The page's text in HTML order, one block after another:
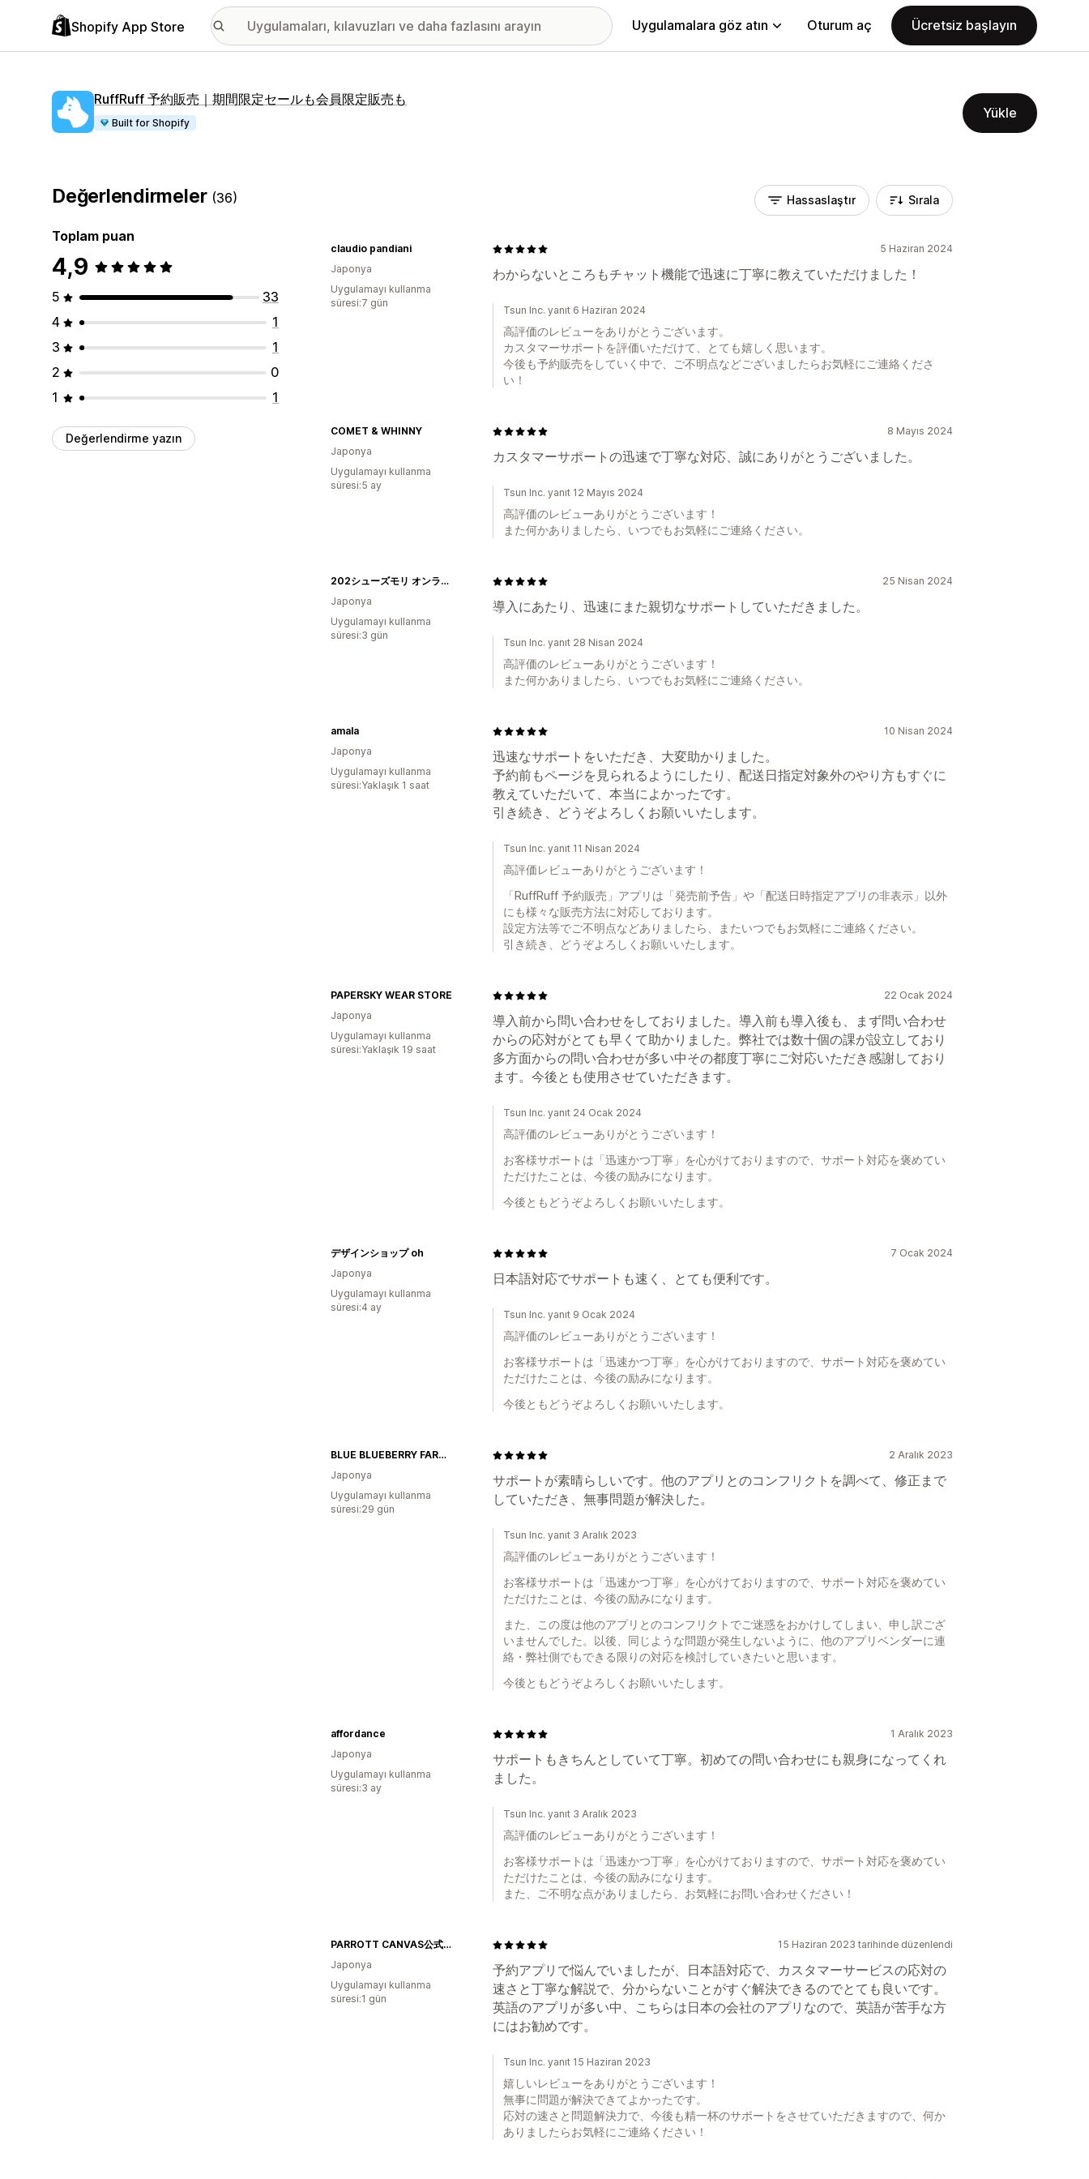
Shopify App Store Uygulamalara göz atın Oturum aç Ücretsiz başlayın
RuffRuff 予約販売｜期間限定セールも会員限定販売も
Built for Shopify
Yükle
Değerlendirmeler (36)
Toplam puan
4,9
5
33
4
1
3
1
2
0
1
1
Değerlendirme yazın
Hassaslaştır Sırala
5 Haziran 2024
わからないところもチャット機能で迅速に丁寧に教えていただけました！
claudio pandiani
Japonya
Uygulamayı kullanma
süresi:7 gün
Tsun Inc. yanıt 6 Haziran 2024
高評価のレビューをありがとうございます。
カスタマーサポートを評価いただけて、とても嬉しく思います。
今後も予約販売をしていく中で、ご不明点などございましたらお気軽にご連絡くださ
い！
8 Mayıs 2024
カスタマーサポートの迅速で丁寧な対応、誠にありがとうございました。
COMET & WHINNY
Japonya
Uygulamayı kullanma
süresi:5 ay
Tsun Inc. yanıt 12 Mayıs 2024
高評価のレビューありがとうございます！
また何かありましたら、いつでもお気軽にご連絡ください。
25 Nisan 2024
導入にあたり、迅速にまた親切なサポートしていただきました。
202シューズモリ オンラインショップ
Japonya
Uygulamayı kullanma
süresi:3 gün
Tsun Inc. yanıt 28 Nisan 2024
高評価のレビューありがとうございます！
また何かありましたら、いつでもお気軽にご連絡ください。
10 Nisan 2024
迅速なサポートをいただき、大変助かりました。
予約前もページを見られるようにしたり、配送日指定対象外のやり方もすぐに
教えていただいて、本当によかったです。
引き続き、どうぞよろしくお願いいたします。
amala
Japonya
Uygulamayı kullanma
süresi:Yaklaşık 1 saat
Tsun Inc. yanıt 11 Nisan 2024
高評価レビューありがとうございます！
「RuffRuff 予約販売」アプリは「発売前予告」や「配送日時指定アプリの非表示」以外
にも様々な販売方法に対応しております。
設定方法等でご不明点などありましたら、またいつでもお気軽にご連絡ください。
引き続き、どうぞよろしくお願いいたします。
22 Ocak 2024
導入前から問い合わせをしておりました。導入前も導入後も、まず問い合わせ
からの応対がとても早くて助かりました。弊社では数十個の課が設立しており
多方面からの問い合わせが多い中その都度丁寧にご対応いただき感謝しており
ます。今後とも使用させていただきます。
PAPERSKY WEAR STORE
Japonya
Uygulamayı kullanma
süresi:Yaklaşık 19 saat
Tsun Inc. yanıt 24 Ocak 2024
高評価のレビューありがとうございます！
お客様サポートは「迅速かつ丁寧」を心がけておりますので、サポート対応を褒めてい
ただけたことは、今後の励みになります。
今後ともどうぞよろしくお願いいたします。
7 Ocak 2024
日本語対応でサポートも速く、とても便利です。
デザインショップ oh
Japonya
Uygulamayı kullanma
süresi:4 ay
Tsun Inc. yanıt 9 Ocak 2024
高評価のレビューありがとうございます！
お客様サポートは「迅速かつ丁寧」を心がけておりますので、サポート対応を褒めてい
ただけたことは、今後の励みになります。
今後ともどうぞよろしくお願いいたします。
2 Aralık 2023
サポートが素晴らしいです。他のアプリとのコンフリクトを調べて、修正まで
していただき、無事問題が解決した。
BLUE BLUEBERRY FARMのオンラインショップ
Japonya
Uygulamayı kullanma
süresi:29 gün
Tsun Inc. yanıt 3 Aralık 2023
高評価のレビューありがとうございます！
お客様サポートは「迅速かつ丁寧」を心がけておりますので、サポート対応を褒めてい
ただけたことは、今後の励みになります。
また、この度は他のアプリとのコンフリクトでご迷惑をおかけしてしまい、申し訳ござ
いませんでした。以後、同じような問題が発生しないように、他のアプリベンダーに連
絡・弊社側でもできる限りの対応を検討していきたいと思います。
今後ともどうぞよろしくお願いいたします。
1 Aralık 2023
サポートもきちんとしていて丁寧。初めての問い合わせにも親身になってくれ
ました。
affordance
Japonya
Uygulamayı kullanma
süresi:3 ay
Tsun Inc. yanıt 3 Aralık 2023
高評価のレビューありがとうございます！
お客様サポートは「迅速かつ丁寧」を心がけておりますので、サポート対応を褒めてい
ただけたことは、今後の励みになります。
また、ご不明な点がありましたら、お気軽にお問い合わせください！
15 Haziran 2023 tarihinde düzenlendi
予約アプリで悩んでいましたが、日本語対応で、カスタマーサービスの応対の
速さと丁寧な解説で、分からないことがすぐ解決できるのでとても良いです。
英語のアプリが多い中、こちらは日本の会社のアプリなので、英語が苦手な方
にはお勧めです。
PARROTT CANVAS公式オンラインストア
Japonya
Uygulamayı kullanma
süresi:1 gün
Tsun Inc. yanıt 15 Haziran 2023
嬉しいレビューをありがとうございます！
無事に問題が解決できてよかったです。
応対の速さと問題解決力で、今後も精一杯のサポートをさせていただきますので、何か
ありましたらお気軽にご連絡ください！